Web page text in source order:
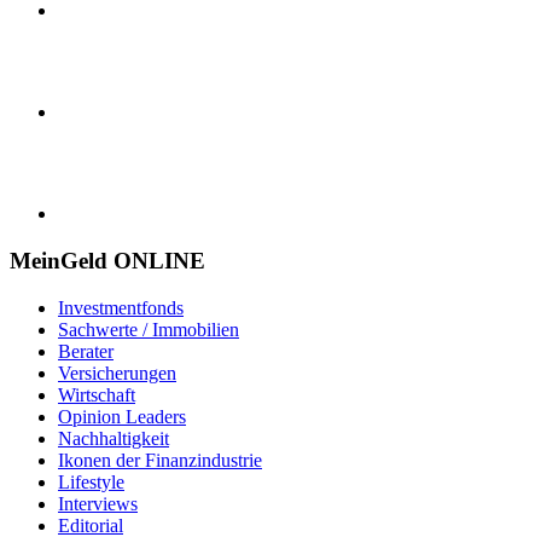
MeinGeld ONLINE
Investmentfonds
Sachwerte / Immobilien
Berater
Versicherungen
Wirtschaft
Opinion Leaders
Nachhaltigkeit
Ikonen der Finanzindustrie
Lifestyle
Interviews
Editorial